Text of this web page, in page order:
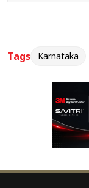
दरअसल,
रुपये से अधिक के
देखते हुए KERC
शुल्क उपभोक्ताओं
Tags Karnataka